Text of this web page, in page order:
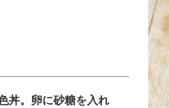
丼。卵に砂糖を入れ